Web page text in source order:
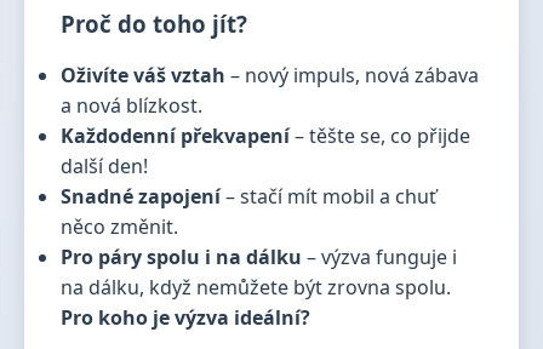
Proč do toho jít?
Oživíte váš vztah – nový impuls, nová zábava
a nová blízkost.
Každodenní překvapení– těšte se, co přijde
další den!
Snadné zapojení– stačí mít mobil a chuť
něco změnit.
Pro páry spolu i na dálku – výzva funguje i
na dálku, když nemůžete být zrovna spolu.
Pro koho je výzva ideální?